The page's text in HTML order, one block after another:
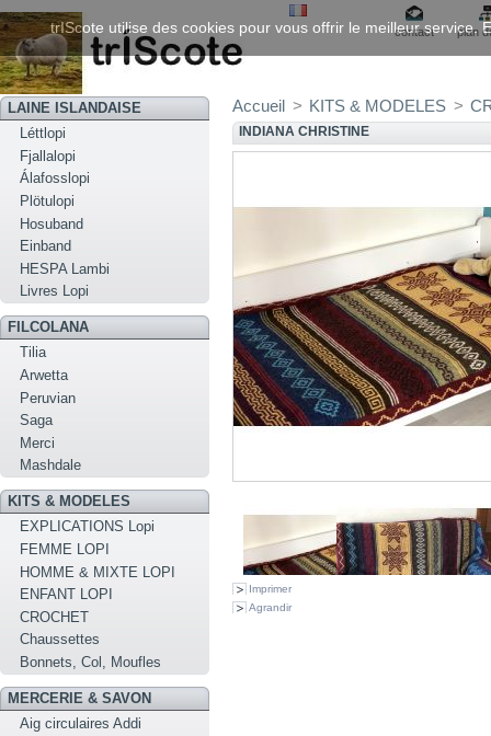
contact plan
LAINE ISLANDAISE
Léttlopi
Fjallalopi
Álafosslopi
Plötulopi
Hosuband
Einband
HESPA Lambi
Livres Lopi
FILCOLANA
Tilia
Arwetta
Peruvian
Saga
Merci
Mashdale
KITS & MODELES
EXPLICATIONS Lopi
FEMME LOPI
HOMME & MIXTE LOPI
ENFANT LOPI
CROCHET
Chaussettes
Bonnets, Col, Moufles
MERCERIE & SAVON
Aig circulaires Addi
Accueil > KITS & MODELES >
INDIANA CHRISTINE
Imprimer
Agrandir
trIScote utilise des cookies pour vous offrir le meilleur